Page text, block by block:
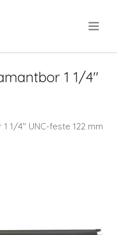
1 1/4"
1/4" UNC-feste 122 mm